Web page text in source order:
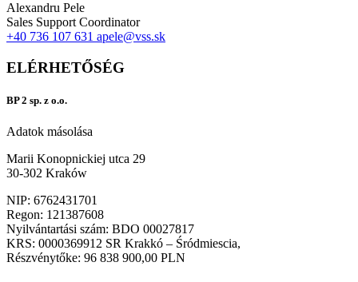
Alexandru Pele
Sales Support Coordinator
+40 736 107 631 apele@vss.sk
ELÉRHETŐSÉG
BP 2 sp. z o.o.
Adatok másolása
Marii Konopnickiej utca 29
30-302 Kraków
NIP: 6762431701
Regon: 121387608
Nyilvántartási szám: BDO 00027817
KRS: 0000369912 SR Krakkó – Śródmiescia,
Részvénytőke: 96 838 900,00 PLN